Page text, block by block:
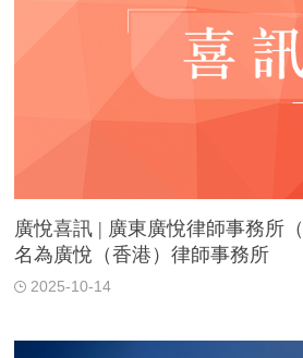
廣悅喜訊 | 廣東廣悅律師事務所
名為廣悅（香港）律師事務所
2025-10-14